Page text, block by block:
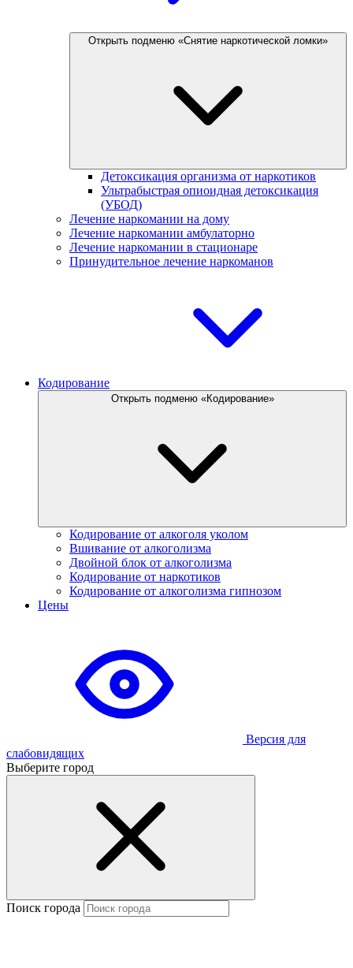
Открыть подменю «Снятие наркотической ломки»
Детоксикация организма от наркотиков
Ультрабыстрая опиоидная детоксикация
(УБОД)
Лечение наркомании на дому
Лечение наркомании амбулаторно
Лечение наркомании в стационаре
Принудительное лечение наркоманов
Кодирование
Открыть подменю «Кодирование»
Кодирование от алкоголя уколом
Вшивание от алкоголизма
Двойной блок от алкоголизма
Кодирование от наркотиков
Кодирование от алкоголизма гипнозом
Цены
Версия для
слабовидящих
Выберите город
Поиск города